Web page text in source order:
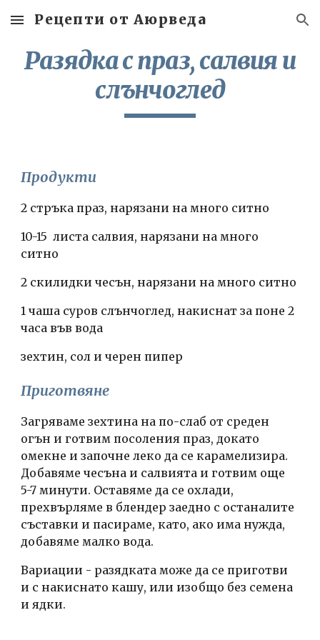
Skip to main content Skip to navigation
Рецепти от Аюрведа
Разядка с праз, салвия и
слънчоглед
Продукти
2 стръка праз, нарязани на много ситно
10-15 листа салвия, нарязани на много
ситно
2 скилидки чесън, нарязани на много ситно
1 чаша суров слънчоглед, накиснат за поне 2
часа във вода
зехтин, сол и черен пипер
Приготвяне
Загряваме зехтина на по-слаб от среден
огън и готвим посоления праз, докато
омекне и започне леко да се карамелизира.
Добавяме чесъна и салвията и готвим още
5-7 минути. Оставяме да се охлади,
прехвърляме в блендер заедно с останалите
съставки и пасираме, като, ако има нужда,
добавяме малко вода.
Вариации - разядката може да се приготви
и с накиснато кашу, или изобщо без семена
и ядки.